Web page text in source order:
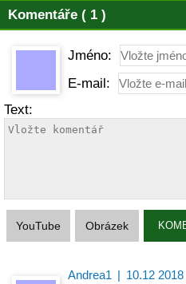
Komentáře ( 1 )
Jméno:
E-mail:
Text:
YouTube Obrázek
Andrea1 | 10.12